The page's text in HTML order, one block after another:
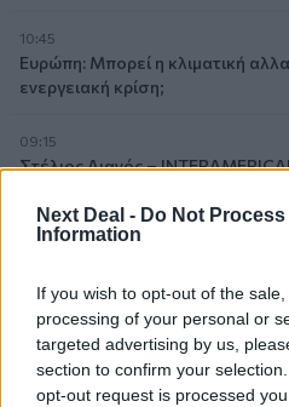
Next Deal - Do Not Process
Information
If you wish to opt-out of the
processing of your personal or
targeted advertising by us,
section to confirm your
opt-out request is processed
10:45
Ευρώπη: Μπορεί η κλιματική
ενεργειακή κρίση;
09:15
Στέλιος Λιανός –
08:40
Η γαλλική «ψήφος» στο
Βαρδινογιάννη- Εξάρχου και ο
ΔΕΗ
05.08.2026 - 13:37
Randy Schekman, Νομπελίστας